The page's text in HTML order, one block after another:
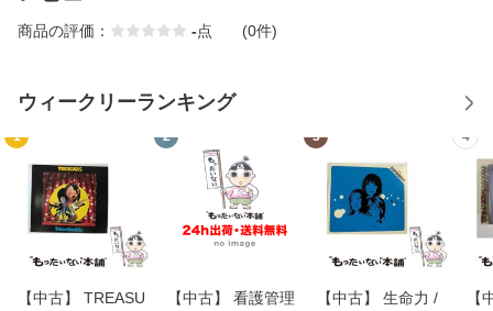
商品の評価： -点 (0件)
ウィークリーランキング
1
【中古】 TREASU
2
【中古】 看護管理
3
【中古】 生命力 /
4
【